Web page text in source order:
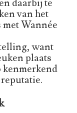
daarbij te
van het
Wannée
want
plaats
kenmerkend